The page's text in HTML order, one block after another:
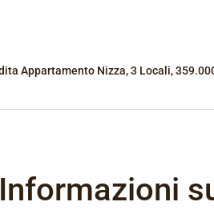
Appartamento Nizza, 3 Locali,
Informazioni